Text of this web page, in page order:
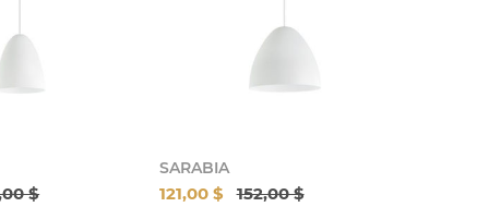
$
SARABIA
121,00 $ 152,00 $